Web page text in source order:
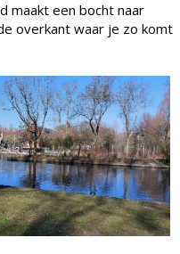
maakt een bocht naar
overkant waar je zo komt